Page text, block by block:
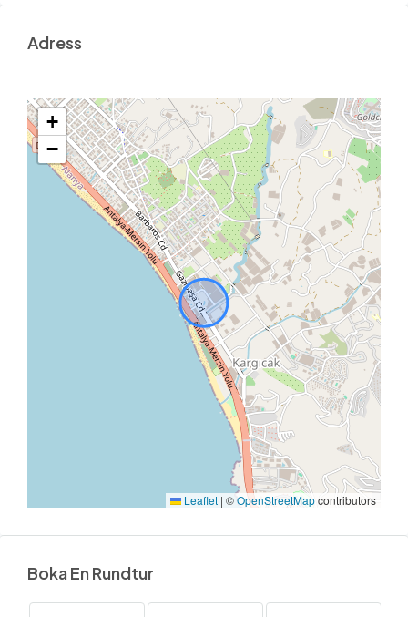
Adress
+
−
Leaflet | ©OpenStreetMapcontributors
Boka En Rundtur